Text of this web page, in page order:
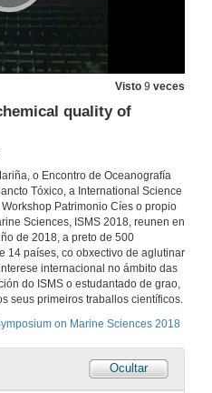
Visto 9 veces
quality of
o Encontro de Oceanografía
Tóxico, a International Science
Patrimonio Cíes o propio
Sciences, ISMS 2018, reunen en
de 2018, a preto de 500
14 países, co obxectivo de aglutinar
internacional no ámbito das
do ISMS o estudantado de grao,
seus primeiros traballos científicos.
on Marine Sciences 2018
Ocultar
de 2018
Dinámica de partículas na marxe continental de Africa do Nororeste: Influencia do polvo atmosférico e efecto do transporte lateral
de 2018
Quenda de preguntas. Dinámica de partículas na marxe continental de Africa do Nororeste: Influencia do polvo atmosférico e efecto do transporte lateral
de 2018
de Jörg Schäfer